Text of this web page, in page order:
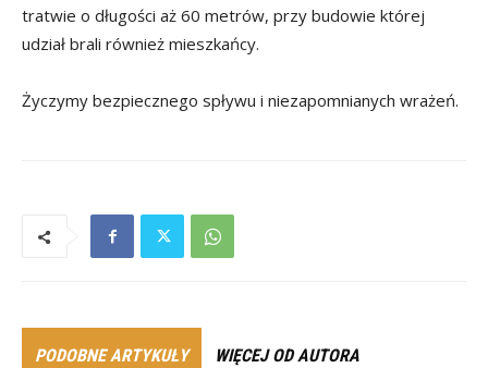
tratwie o długości aż 60 metrów, przy budowie której
udział brali również mieszkańcy.
Życzymy bezpiecznego spływu i niezapomnianych wrażeń.
PODOBNE ARTYKUŁY WIĘCEJ OD AUTORA